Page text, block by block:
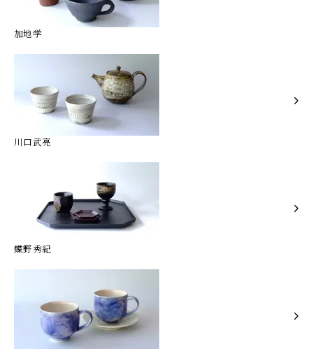
加地学
川口武亮
蝶野秀紀